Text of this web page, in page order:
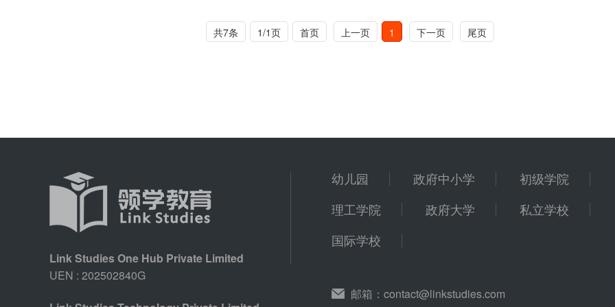
共7条 1/1页 首页 上一页 1 下一页 尾页
Link Studies One Hub Private Limited
UEN : 202502840G
幼儿园 政府中小学
初级学院
理工学院
政府大学
私立学校
国际学校
邮箱： contact@linkstudies.com